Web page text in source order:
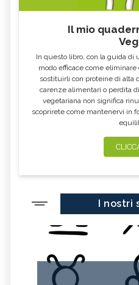
Il mio
In questo libro, con la guida di
modo efficace come
sostituirli con proteine di alta
carenze alimentari o perdita
vegetariana non significa
scoprirete come mantenervi in
I nostri